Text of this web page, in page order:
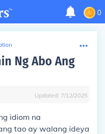
0
Ng Abo Ang
Updated: 7/12/2025
idiom na
tao ay walang ideya